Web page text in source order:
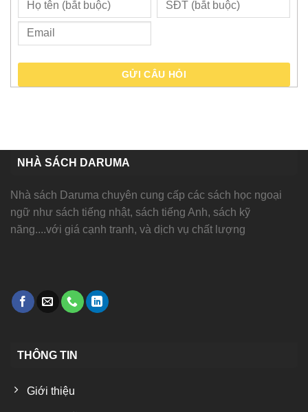
GỬI CÂU HỎI
NHÀ SÁCH DARUMA
Nhà sách Daruma chuyên cung cấp các sách học ngoại
ngữ như sách tiếng nhật, sách tiếng Anh, sách kỹ
năng....với giá cạnh tranh, và dịch vụ chất lượng
THÔNG TIN
Giới thiệu